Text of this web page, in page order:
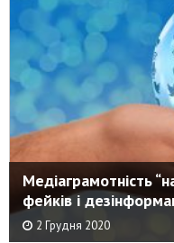
Медіаграмотність
фейків і
2 Грудня 2020